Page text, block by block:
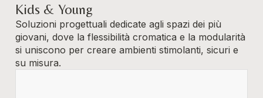
Kids & Young
Soluzioni progettuali dedicate agli spazi dei più
giovani, dove la flessibilità cromatica e la modularità
si uniscono per creare ambienti stimolanti, sicuri e
su misura.